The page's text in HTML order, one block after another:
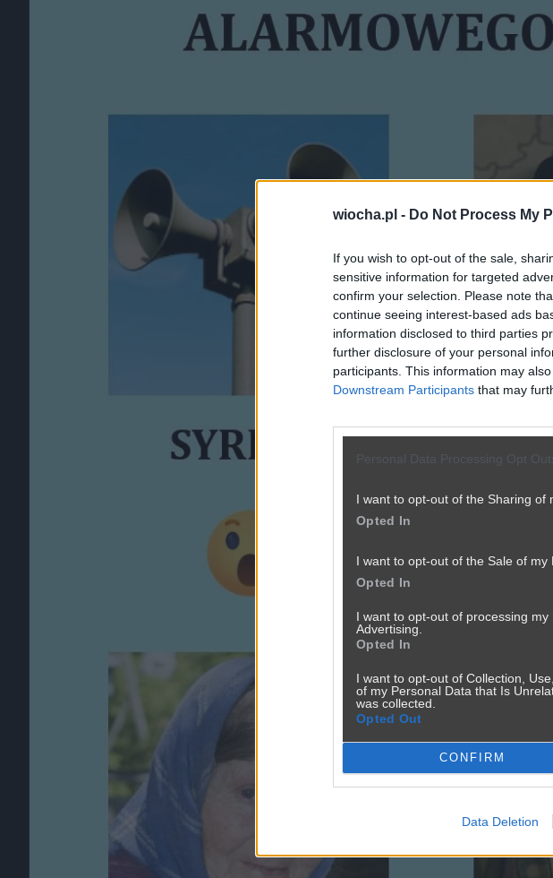
wiocha.pl - Do Not Process My
If you wish to opt-out of the sale,
sensitive information for targeted
confirm your selection. Please note
continue seeing interest-based ads
information disclosed to third parties
further disclosure of your personal
participants. This information may
Downstream Participants that may
Personal Data Processing Opt
I want to opt-out of the Sharing of
Opted In
I want to opt-out of the Sale of my
Opted In
I want to opt-out of processing
Advertising.
Opted In
I want to opt-out of Collection,
of my Personal Data that Is
was collected.
Opted Out
CONFIRM
Data Deletion